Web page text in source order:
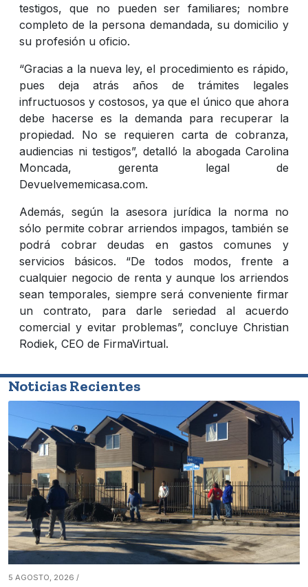
testigos, que no pueden ser familiares; nombre
completo de la persona demandada, su domicilio y
su profesión u oficio.
“Gracias a la nueva ley, el procedimiento es rápido,
pues deja atrás años de trámites legales
infructuosos y costosos, ya que el único que ahora
debe hacerse es la demanda para recuperar la
propiedad. No se requieren carta de cobranza,
audiencias ni testigos”, detalló la abogada Carolina
Moncada, gerenta legal de
Devuelvememicasa.com.
Además, según la asesora jurídica la norma no
sólo permite cobrar arriendos impagos, también se
podrá cobrar deudas en gastos comunes y
servicios básicos. “De todos modos, frente a
cualquier negocio de renta y aunque los arriendos
sean temporales, siempre será conveniente firmar
un contrato, para darle seriedad al acuerdo
comercial y evitar problemas”, concluye Christian
Rodiek, CEO de FirmaVirtual.
Noticias Recientes
5 AGOSTO, 2026 /